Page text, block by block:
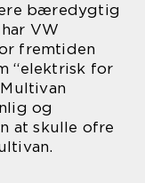
bæredygtig
VW
fremtiden
“elektrisk for
og
at skulle ofre